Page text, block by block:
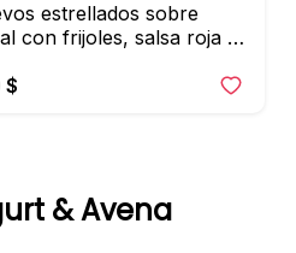
estrellados sobre
con frijoles, salsa roja y
$
& Avena